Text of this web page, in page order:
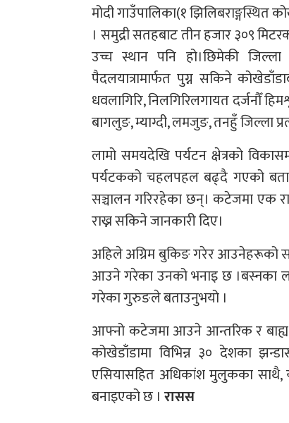
मोदी गाउँपालिका(१
। समुद्री सतहबाट तीन हजार ३०९
उच्च स्थान पनि हो।छिमेकी जिल्ला
पैदलयात्रामार्फत पुग्न सकिने
धवलागिरि, निलगिरिलगायत दर्जनौँ
बागलुङ, म्याग्दी, लमजुङ, तनहुँ जिल्ला
लामो समयदेखि पर्यटन क्षेत्रको
पर्यटकको चहलपहल बढ्दै गएको
सञ्चालन गरिरहेका छन्। कटेजमा एक
राख्न सकिने जानकारी दिए।
अहिले अग्रिम बुकिङ गरेर आउनेहरूको
आउने गरेका उनको भनाइ छ ।बस्नका
गरेका गुरुङले बताउनुभयो ।
आफ्नो कटेजमा आउने आन्तरिक र बाह्य
कोखेडाँडामा विभिन्न ३० देशका
एसियासहित अधिकांश मुलुकका साथै,
बनाइएको छ । रासस